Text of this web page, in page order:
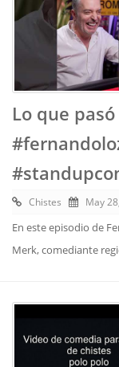
Lo que
Chistes May
En este episodio de
Merk, comediante